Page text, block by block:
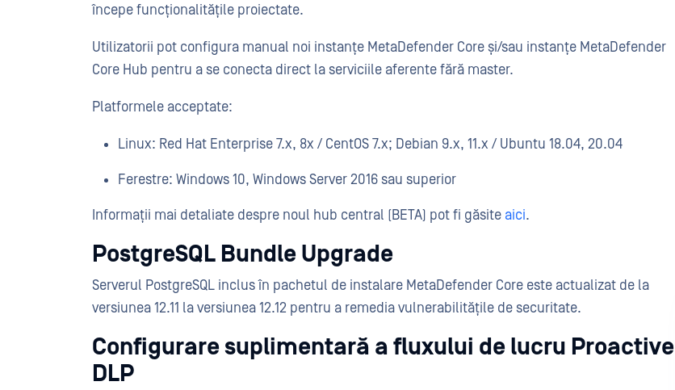
începe funcționalitățile proiectate.
Utilizatorii pot configura manual noi instanțe MetaDefender Core și/sau instanțe MetaDefender
Core Hub pentru a se conecta direct la serviciile aferente fără master.
Platformele acceptate:
Linux: Red Hat Enterprise 7.x, 8x / CentOS 7.x; Debian 9.x, 11.x / Ubuntu 18.04, 20.04
Ferestre: Windows 10, Windows Server 2016 sau superior
Informații mai detaliate despre noul hub central (BETA) pot fi găsite aici.
PostgreSQL Bundle Upgrade
Serverul PostgreSQL inclus în pachetul de instalare MetaDefender Core este actualizat de la
versiunea 12.11 la versiunea 12.12 pentru a remedia vulnerabilitățile de securitate.
Configurare suplimentară a fluxului de lucru Proactive
DLP